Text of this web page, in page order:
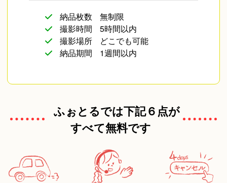
納品枚数
無制限
撮影時間
5時間以内
撮影場所
どこでも可能
納品期間
1週間以内
ふぉとるでは下記６点が
すべて無料です